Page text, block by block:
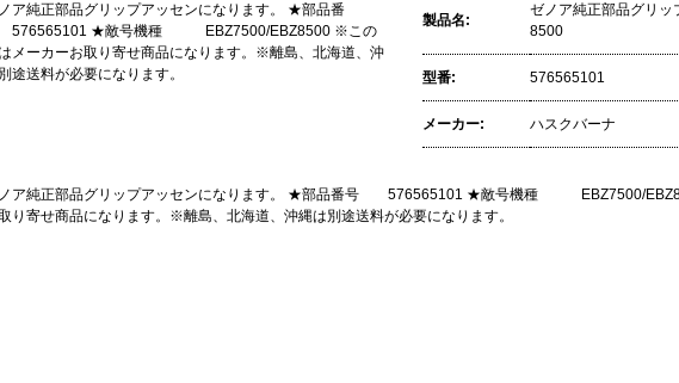
ア純正部品グリップアッセンになります。 ★部品番
★敵号機種 EBZ7500/EBZ8500 ※この
メーカーお取り寄せ商品になります。※離島、北海道、沖
途送料が必要になります。
製品名:
ゼノア純正部品グリッ
8500
型番: 576565101
メーカー: ハスクバーナ
ア純正部品グリップアッセンになります。 ★部品番号 576565101 ★敵号機種 EBZ7500/
り寄せ商品になります。※離島、北海道、沖縄は別途送料が必要になります。